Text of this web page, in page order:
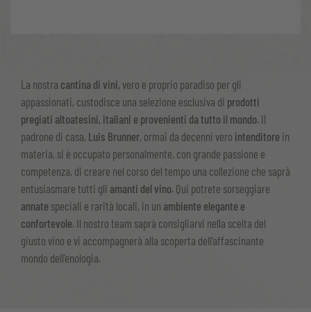
La nostra cantina di vini, vero e proprio paradiso per gli
appassionati, custodisce una selezione esclusiva di prodotti
pregiati altoatesini, italiani e provenienti da tutto il mondo. Il
padrone di casa, Luis Brunner, ormai da decenni vero intenditore in
materia, si è occupato personalmente, con grande passione e
competenza, di creare nel corso del tempo una collezione che saprà
entusiasmare tutti gli amanti del vino. Qui potrete sorseggiare
annate speciali e rarità locali, in un ambiente elegante e
confortevole. Il nostro team saprà consigliarvi nella scelta del
giusto vino e vi accompagnerà alla scoperta dell’affascinante
mondo dell’enologia.